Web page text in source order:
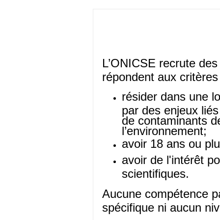
L’ONICSE recrute
répondent aux
résider dans une
par des enjeux
de contaminants
l’environnement;
avoir 18 ans ou
avoir de l'intérêt
scientifiques.
Aucune compétence
spécifique ni aucun